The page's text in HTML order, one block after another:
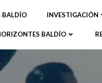
BALDÍO INVESTIGACIÓN
BALDÍO